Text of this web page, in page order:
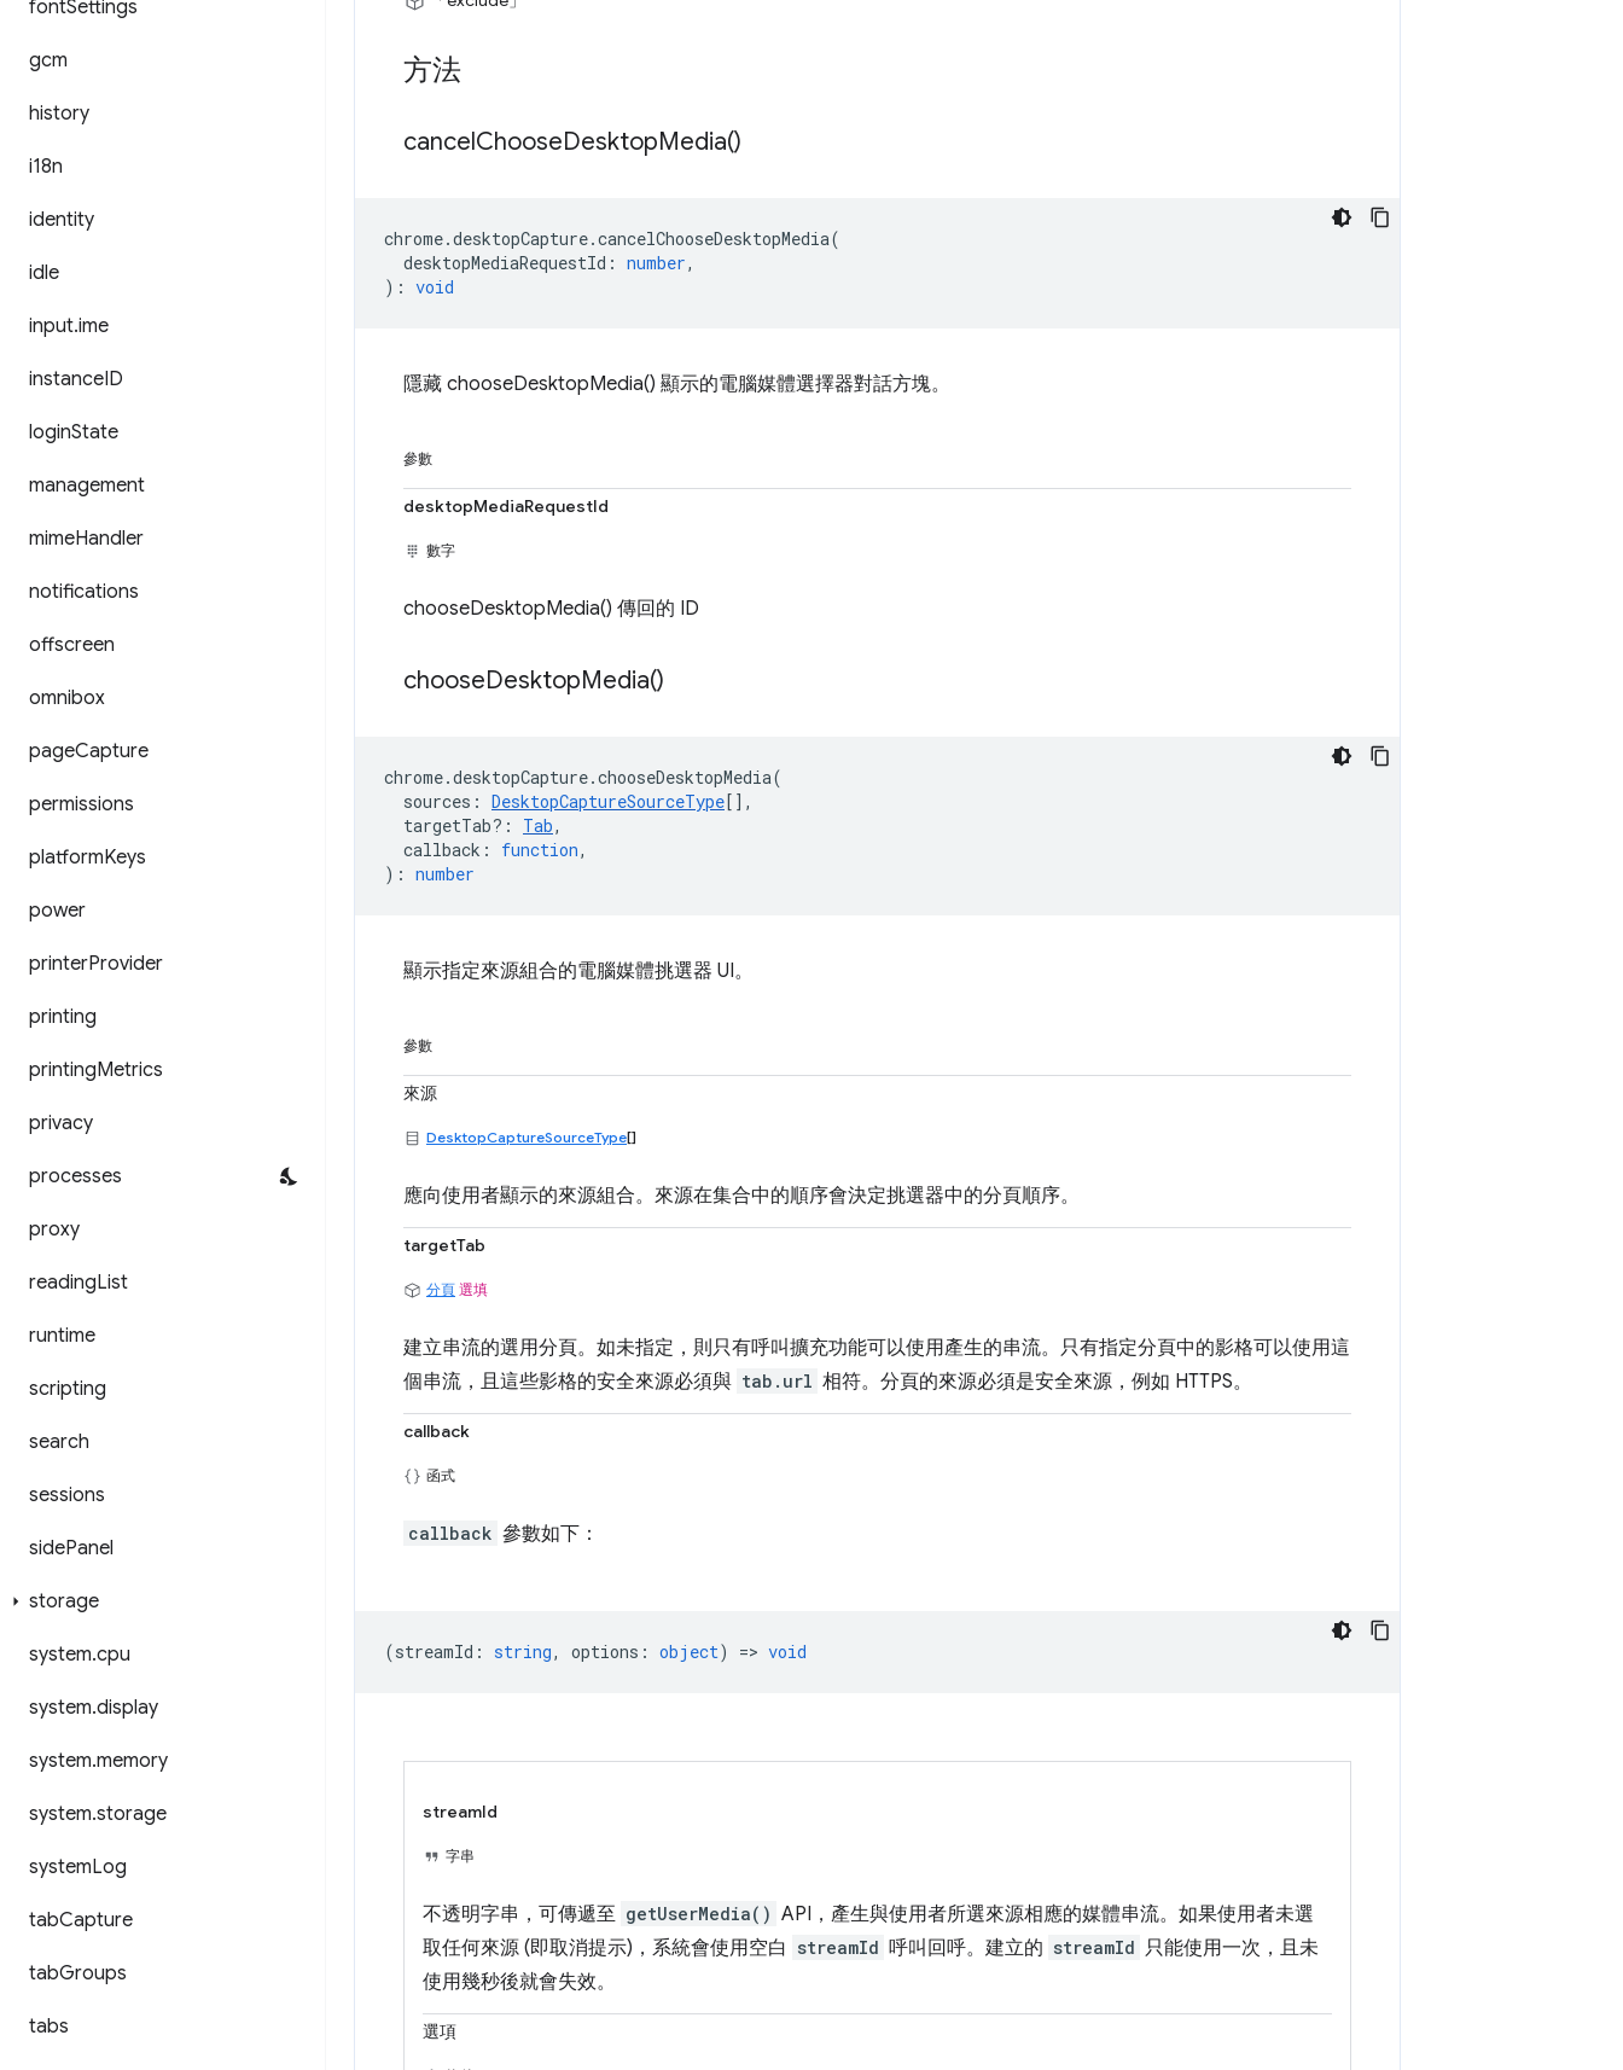
fontSettings
gcm
history
i18n
identity
idle
input.ime
instanceID
loginState
management
mimeHandler
notifications
offscreen
omnibox
pageCapture
permissions
platformKeys
power
printerProvider
printing
printingMetrics
privacy
processes
proxy
readingList
runtime
scripting
search
sessions
sidePanel
storage
system.cpu
system.display
system.memory
system.storage
systemLog
tabCapture
tabGroups
tabs
方法
cancelChooseDesktopMedia()
chrome.desktopCapture.cancelChooseDesktopMedia(
desktopMediaRequestId : number,
) : void
隱藏 chooseDesktopMedia() 顯示的電腦媒體選擇器對話方塊。
參數
desktopMediaRequestId
數字
chooseDesktopMedia() 傳回的 ID
chooseDesktopMedia()
chrome.desktopCapture.chooseDesktopMedia(
sources : DesktopCaptureSourceType[],
targetTab? : Tab,
callback : function,
) : number
顯示指定來源組合的電腦媒體挑選器 UI。
參數
來源
DesktopCaptureSourceType[]
應向使用者顯示的來源組合。來源在集合中的順序會決定挑選器中的分頁順序。
targetTab
分頁 選填
建立串流的選用分頁。如未指定，則只有呼叫擴充功能可以使用產生的串流。只有指定分頁中的影格可以使用這
個串流，且這些影格的安全來源必須與 tab.url 相符。分頁的來源必須是安全來源，例如 HTTPS。
callback
函式
callback 參數如下：
(streamId : string, options : object) => void
streamId
字串
不透明字串，可傳遞至 getUserMedia() API，產生與使用者所選來源相應的媒體串流。如果使用者未選
取任何來源 (即取消提示)，系統會使用空白 streamId 呼叫回呼。建立的 streamId 只能使用一次，且未
使用幾秒後就會失效。
選項